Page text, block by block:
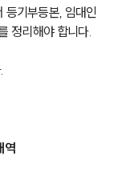
등기부등본, 임대인
정리해야 합니다.
역